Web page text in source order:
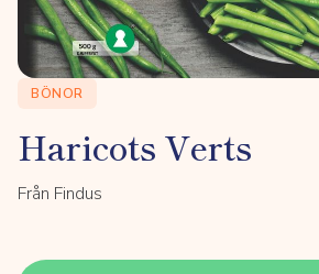
BÖNOR
Haricots Verts
Från Findus